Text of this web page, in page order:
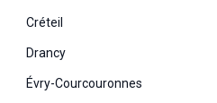
Créteil
Drancy
Évry-Courcouronnes